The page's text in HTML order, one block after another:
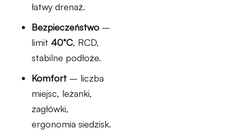
łatwy drenaż.
Bezpieczeństwo –
limit 40°C, RCD,
stabilne podłoże.
Komfort – liczba
miejsc, leżanki,
zagłówki,
ergonomia siedzisk.